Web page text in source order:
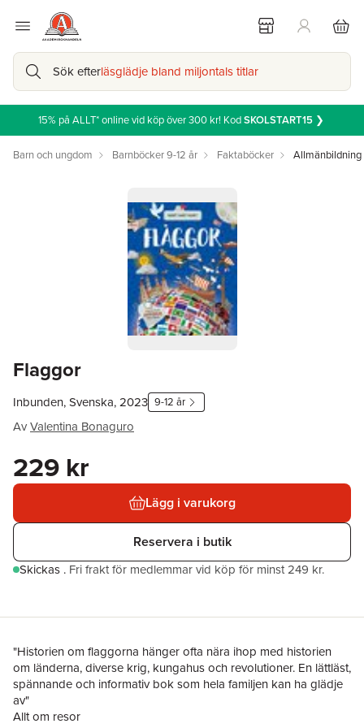
Sök efterläsglädje bland miljontals titlar
15% på ALLT* online vid köp över 300 kr! KodSKOLSTART15❯
Barn och ungdom Barnböcker 9-12 år Faktaböcker Allmänbildning
Flaggor
Inbunden, Svenska, 2023 9-12 år
AvValentina Bonaguro
229 kr
Lägg i varukorg
Reservera i butik
Skickas . Fri frakt för medlemmar vid köp för minst 249 kr.
"Historien om flaggorna hänger ofta nära ihop med historien
om länderna, diverse krig, kungahus och revolutioner. En lättläst,
spännande och informativ bok som hela familjen kan ha glädje
av"
Allt om resor